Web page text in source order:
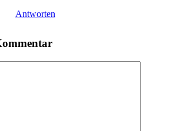
Antworten